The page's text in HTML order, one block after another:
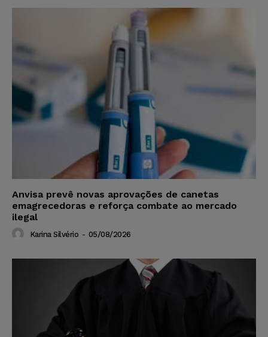
Anvisa prevê novas aprovações de canetas
emagrecedoras e reforça combate ao mercado
ilegal
Karina Silvério - 05/08/2026